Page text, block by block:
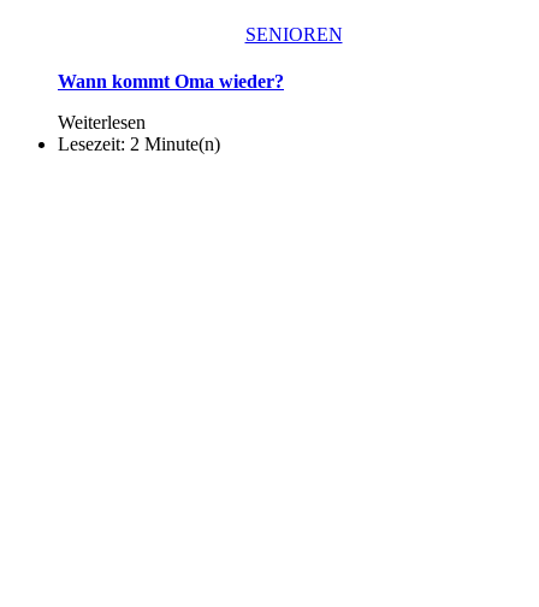
SENIOREN
Wann kommt Oma wieder?
Weiterlesen
Lesezeit: 2 Minute(n)